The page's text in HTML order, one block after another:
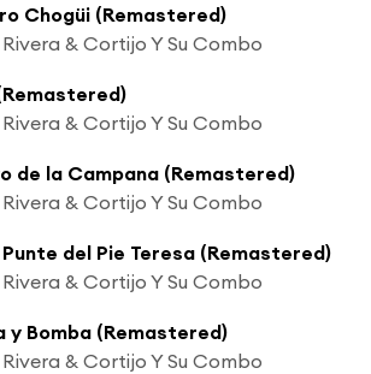
Chogüi (Remastered)
& Cortijo Y Su Combo
& Cortijo Y Su Combo
de la Campana (Remastered)
& Cortijo Y Su Combo
del Pie Teresa (Remastered)
& Cortijo Y Su Combo
y Bomba (Remastered)
& Cortijo Y Su Combo